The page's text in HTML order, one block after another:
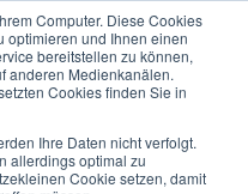
Computer. Diese Cookies
optimieren und Ihnen einen
bereitstellen zu können,
anderen Medienkanälen.
Cookies finden Sie in
Ihre Daten nicht verfolgt.
allerdings optimal zu
Cookie setzen, damit
Cloud Caisse
Im Handel
Euro CIS
St. Gallen